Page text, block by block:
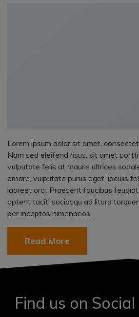
Lorem ipsum dolor sit amet,
Nam sed eleifend risus, sit amet
vulputate felis at mauris ultrices
ornare, vulputate purus eget, iaculis
laoreet orci. Praesent faucibus
aptent taciti sociosqu ad litora
per inceptos himenaeos....
Read More
Find us on